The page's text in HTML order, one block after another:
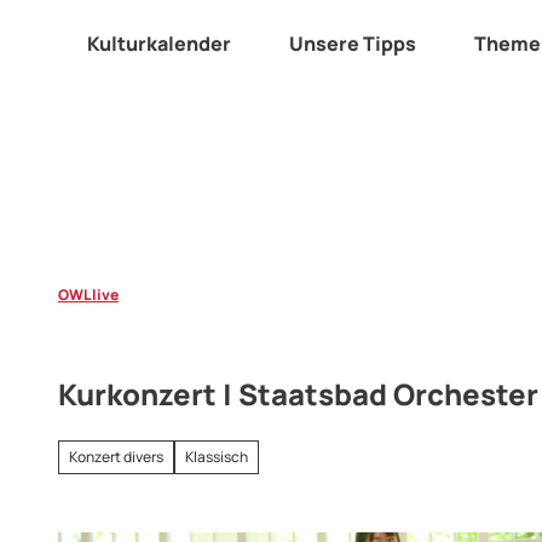
Kulturkalender Unsere Tipps
OWL live
Kurkonzert | Staatsbad Orchester
Konzert divers Klassisch